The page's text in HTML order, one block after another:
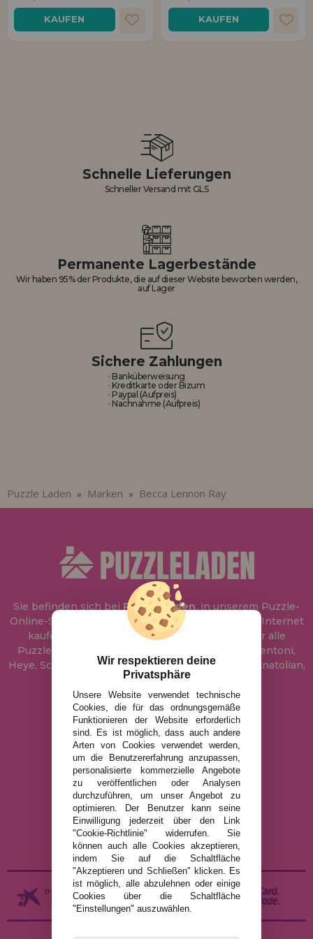
Los gehts! Wir haben auf dich gewartet.
KAUFEN KAUFEN
Schnelle Lieferungen
Schneller Versand mit GLS
Permanente Lagerbestände
Wir haben 95% der Produkte, die auf dieser Website beworben werden,
auf Lager
Sichere Zahlungen
· Banküberweisung
· Kreditkarte oder Bizum
· Paypal (Aufpreis)
· Nachnahme (Aufpreis)
Puzzle Laden » Marken » Becca Lennon Ray
Sie befinden sich bei Puzzle Laden, in unserem Puzzle-
Online-Shop, wo Sie Puzzle zum besten Preis im Internet
kaufen können. In unserem Katalog führen wir alle
Puzzles der Marken Educa, Ravensburger, Clementoni,
Heye, Schmidt, Castorland, Jumbo, Trefl, Piatnik, Anatolian,
Art Puzzle, Gibsons und viele mehr.
info@puzzleladen.de
RECHTLICHE HINWEISE
DATENSCHUTZRICHTLINIE
COOKIE-RICHTLINIE
VERSAND UND RÜCKGABE
RÜCKGABE / WIDERRUF
Wir respektieren deine
Privatsphäre
Unsere Website verwendet technische
Cookies, die für das ordnungsgemäße
Funktionieren der Website erforderlich
sind. Es ist möglich, dass auch andere
Arten von Cookies verwendet werden,
um die Benutzererfahrung anzupassen,
personalisierte kommerzielle Angebote
zu veröffentlichen oder Analysen
durchzuführen, um unser Angebot zu
optimieren. Der Benutzer kann seine
Einwilligung jederzeit über den Link
"Cookie-Richtlinie" widerrufen. Sie
können auch alle Cookies akzeptieren,
indem Sie auf die Schaltfläche
"Akzeptieren und Schließen" klicken. Es
ist möglich, alle abzulehnen oder einige
Cookies über die Schaltfläche
"Einstellungen" auszuwählen.